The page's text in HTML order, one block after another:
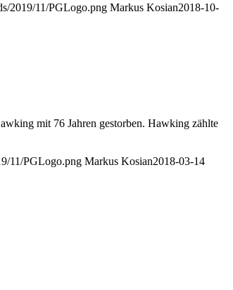
2019/11/PGLogo.png Markus Kosian2018-10-
mit 76 Jahren gestorben. Hawking zählte
11/PGLogo.png Markus Kosian2018-03-14